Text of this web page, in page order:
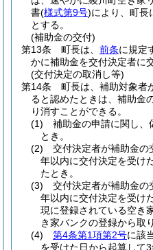
書(様式第9号)により、町長
とする。
(補助金の交付)
第13条
町長は、 前条に規定
かに補助金を交付決定者に
(交付決定の取消し等)
第14条
町長は、補助対象者
ると認めたときは、補助金
り消すことができる。
(1)
補助金の申請に関し、
とき。
(2)
交付決定者が補助金の
年以内に交付決定を受け
たとき。
(3)
交付決定者が補助金の
年以内に交付決定を受け
現に登録されている空き
き家バンクの登録から取
(4)
第4条第1項第2号に該
を受けた日から起算して